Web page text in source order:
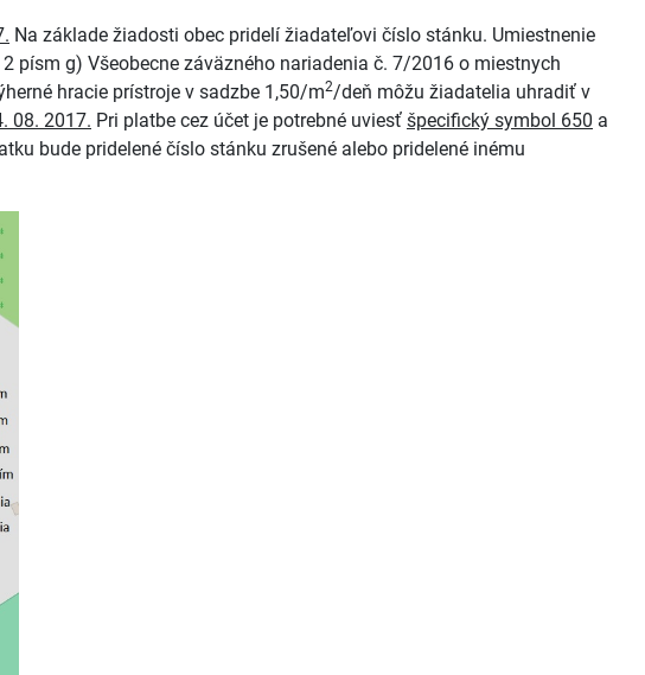
Na základe žiadosti obec pridelí žiadateľovi číslo stánku. Umiestnenie
písm g) Všeobecne záväzného nariadenia č. 7/2016 o miestnych
hracie prístroje v sadzbe 1,50/m2/deň môžu žiadatelia uhradiť v
08. 2017. Pri platbe cez účet je potrebné uviesť špecifický symbol 650 a
bude pridelené číslo stánku zrušené alebo pridelené inému